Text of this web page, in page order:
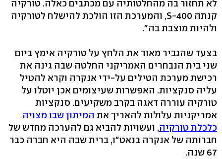
לא תחזור בה מהחלטותיה עם מכתבים כאלה. טורקיה
קנתה S-400, והמערכת הזו הולכת להישלח לטורקיה
ולהיות מוצבת בה".
בצעד שהגביר מאוד את הלחץ על טורקיה אימץ ביום
שני בית הנבחרים האמריקני החלטה שבה גינה את
רכישת מערכת הטילים על-ידי אנקרה וקרא להטיל
עליה סנקציות. האפשרות שעיצומים אכן יוטלו על
טורקיה עוררה דאגה בקרב משקיעים. סנקציות
אמריקניות עלולות להאריך את המיתון שבו מצויה
כלכלת טורקיה, ועשויות להביא גם להערכה מחדש של
חברותה של אנקרה בנאט"ו, ברית שבה היא חברה כבר
67 שנה.